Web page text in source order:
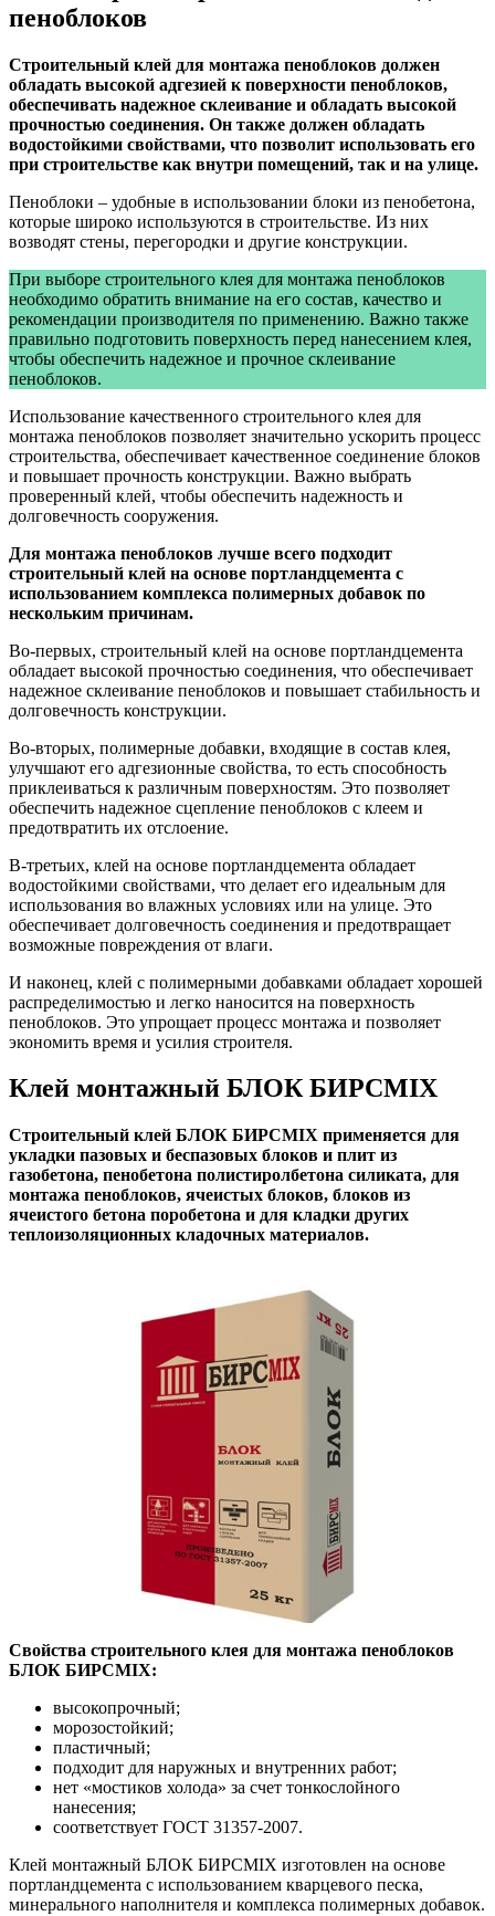
пеноблоков
Строительный клей для монтажа пеноблоков должен
обладать высокой адгезией к поверхности пеноблоков,
обеспечивать надежное склеивание и обладать высокой
прочностью соединения. Он также должен обладать
водостойкими свойствами, что позволит использовать его
при строительстве как внутри помещений, так и на улице.
Пеноблоки – удобные в использовании блоки из пенобетона,
которые широко используются в строительстве. Из них
возводят стены, перегородки и другие конструкции.
При выборе строительного клея для монтажа пеноблоков
необходимо обратить внимание на его состав, качество и
рекомендации производителя по применению. Важно также
правильно подготовить поверхность перед нанесением клея,
чтобы обеспечить надежное и прочное склеивание
пеноблоков.
Использование качественного строительного клея для
монтажа пеноблоков позволяет значительно ускорить процесс
строительства, обеспечивает качественное соединение блоков
и повышает прочность конструкции. Важно выбрать
проверенный клей, чтобы обеспечить надежность и
долговечность сооружения.
Для монтажа пеноблоков лучше всего подходит
строительный клей на основе портландцемента с
использованием комплекса полимерных добавок по
нескольким причинам.
Во-первых, строительный клей на основе портландцемента
обладает высокой прочностью соединения, что обеспечивает
надежное склеивание пеноблоков и повышает стабильность и
долговечность конструкции.
Во-вторых, полимерные добавки, входящие в состав клея,
улучшают его адгезионные свойства, то есть способность
приклеиваться к различным поверхностям. Это позволяет
обеспечить надежное сцепление пеноблоков с клеем и
предотвратить их отслоение.
В-третьих, клей на основе портландцемента обладает
водостойкими свойствами, что делает его идеальным для
использования во влажных условиях или на улице. Это
обеспечивает долговечность соединения и предотвращает
возможные повреждения от влаги.
И наконец, клей с полимерными добавками обладает хорошей
распределимостью и легко наносится на поверхность
пеноблоков. Это упрощает процесс монтажа и позволяет
экономить время и усилия строителя.
Клей монтажный БЛОК БИРСMIX
Строительный клей БЛОК БИРСMIX применяется для
укладки пазовых и беспазовых блоков и плит из
газобетона, пенобетона полистиролбетона силиката, для
монтажа пеноблоков, ячеистых блоков, блоков из
ячеистого бетона поробетона и для кладки других
теплоизоляционных кладочных материалов.
Свойства строительного клея для монтажа пеноблоков
БЛОК БИРСMIX:
высокопрочный;
морозостойкий;
пластичный;
подходит для наружных и внутренних работ;
нет «мостиков холода» за счет тонкослойного
нанесения;
соответствует ГОСТ 31357-2007.
Клей монтажный БЛОК БИРСMIX изготовлен на основе
портландцемента с использованием кварцевого песка,
минерального наполнителя и комплекса полимерных добавок.